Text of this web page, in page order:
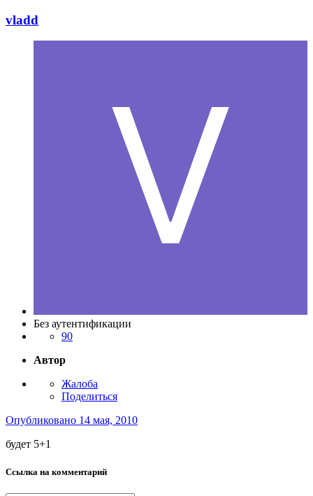
vladd
Без аутентификации
90
Автор
Жалоба
Поделиться
Опубликовано 14 мая, 2010
будет 5+1
Ссылка на комментарий